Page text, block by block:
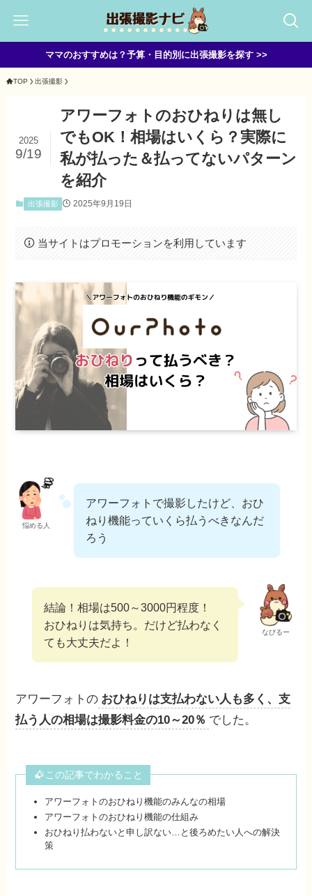
ママのおすすめは？予算・目的別に出張撮影を探す >>
TOP 出張撮影
アワーフォトのおひねりは無し
でもOK！相場はいくら？実際に
私が払った＆払ってないパターン
を紹介
2025
9/19
出張撮影 2025年9月19日
当サイトはプロモーションを利用しています
悩める人
アワーフォトで撮影したけど、おひ
ねり機能っていくら払うべきなんだ
ろう
なびるー
結論！相場は500～3000円程度！
おひねりは気持ち。だけど払わなく
ても大丈夫だよ！
アワーフォトの おひねりは支払わない人も多く、支
払う人の相場は撮影料金の10～20％ でした。
この記事でわかること
アワーフォトのおひねり機能のみんなの相場
アワーフォトのおひねり機能の仕組み
おひねり払わないと申し訳ない…と後ろめたい人への解決
策